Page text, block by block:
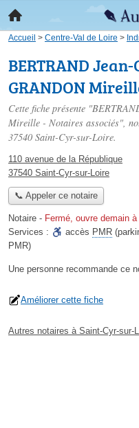
Accueil > Centre-Val de Loire >
BERTRAND
GRANDON
Cette fiche présente
Mireille - Notaires associés",
37540 Saint-Cyr-sur-Loire.
110 avenue de la République
37540 Saint-Cyr-sur-Loire
📞 Appeler ce notaire
Notaire - Fermé, ouvre demain à
Services :
accès PMR
PMR)
Une personne recommande ce
Améliorer cette fiche
Autres notaires à Saint-Cyr-sur-